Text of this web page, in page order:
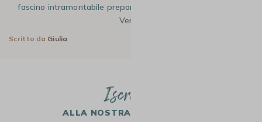
fascino intramontabile preparando un caffè ricco di aromi?
Vera…
Scritto da Giulia
Iscriviti
ALLA NOSTRA NEWSLETTER